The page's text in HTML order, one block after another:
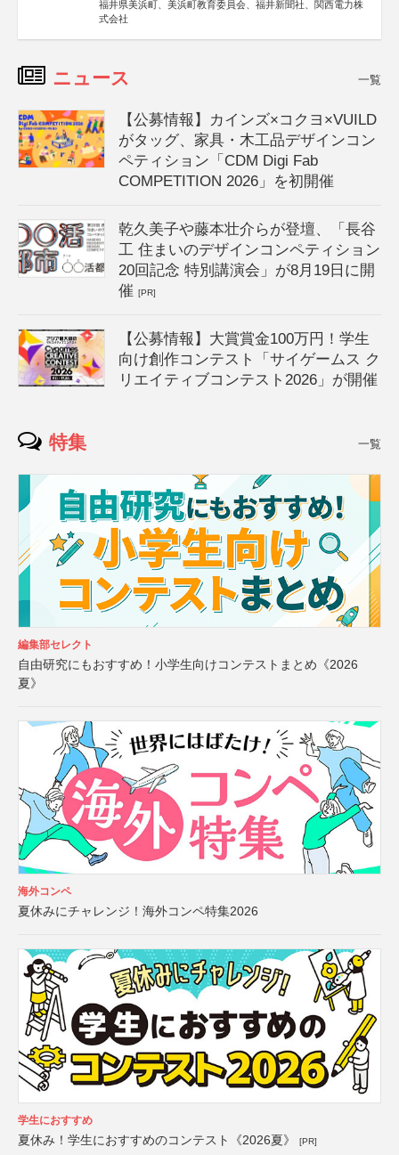
福井県美浜町、美浜町教育委員会、福井新聞社、関西電力株
式会社
ニュース 一覧
【公募情報】カインズ×コクヨ×VUILD
がタッグ、家具・木工品デザインコン
ペティション「CDM Digi Fab
COMPETITION 2026」を初開催
乾久美子や藤本壮介らが登壇、「長谷
工 住まいのデザインコンペティション
20回記念 特別講演会」が8月19日に開
催[PR]
【公募情報】大賞賞金100万円！学生
向け創作コンテスト「サイゲームス ク
リエイティブコンテスト2026」が開催
特集 一覧
編集部セレクト
自由研究にもおすすめ！小学生向けコンテストまとめ《2026
夏》
海外コンペ
夏休みにチャレンジ！海外コンペ特集2026
学生におすすめ
夏休み！学生におすすめのコンテスト《2026夏》 [PR]